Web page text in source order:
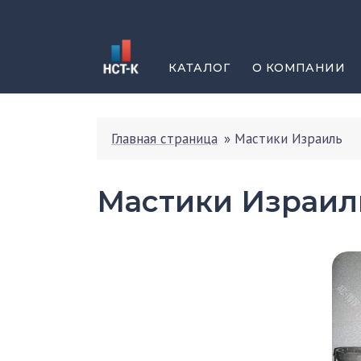
КАТАЛОГ О КОМПАНИИ
Главная страница » Мастики Израиль
Мастики